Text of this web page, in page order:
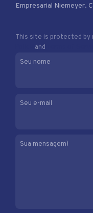
Empresarial Niemeyer.
This site is protected by
and
Seu nome
Seu e-mail
Sua mensagem)